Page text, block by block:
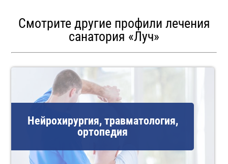
Смотрите другие профили лечения
санатория «Луч»
Нейрохирургия, травматология,
ортопедия